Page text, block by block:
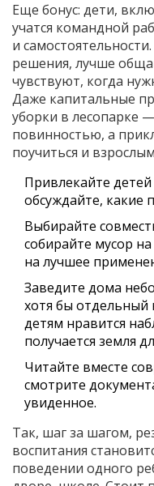
Еще бонус: дети,
учатся командной
и
решения, лучше
чувствуют, когда
Даже капитальные
уборки в лесопарке
повинностью, а
поучиться и
Привлекайте
обсуждайте, какие
Выбирайте
собирайте мусор
на лучшее
Заведите дома
хотя бы отдельный
детям нравится
получается земля
Читайте вместе
смотрите
увиденное.
Так, шаг за шагом,
воспитания
поведении одного